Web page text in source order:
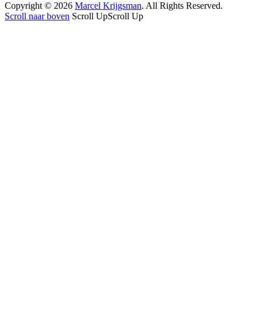
Copyright © 2026 Marcel Krijgsman. All Rights Reserved.
Scroll naar boven Scroll UpScroll Up